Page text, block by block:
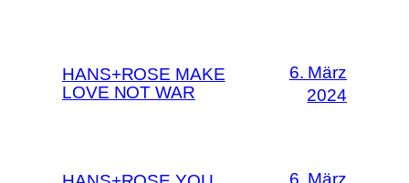
HANS+ROSE MAKE
LOVE NOT WAR
6. März
2024
6. März